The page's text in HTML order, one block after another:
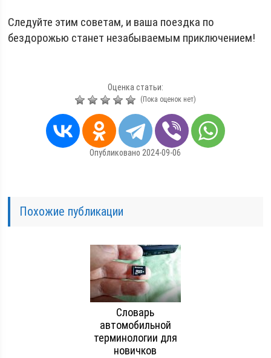
Следуйте этим советам, и ваша поездка по
бездорожью станет незабываемым приключением!
Оценка статьи:
(Пока оценок нет)
Опубликовано 2024-09-06
Похожие публикации
Словарь
автомобильной
терминологии для
новичков